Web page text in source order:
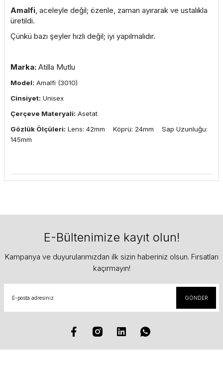
Amalfi, aceleyle değil; özenle, zaman ayırarak ve ustalıkla
üretildi.
Çünkü bazı şeyler hızlı değil; iyi yapılmalıdır.
Marka: Atilla Mutlu
Model: Amalfi (3010)
Cinsiyet: Unisex
Çerçeve Materyali: Asetat
Gözlük Ölçüleri: Lens: 42mm Köprü: 24mm Sap Uzunluğu:
145mm
E-Bültenimize kayıt olun!
Kampanya ve duyurularımızdan ilk sizin haberiniz olsun. Fırsatları
kaçırmayın!
GÖNDER